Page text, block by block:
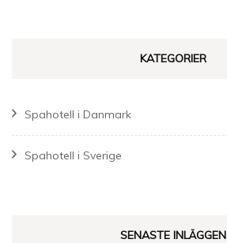
KATEGORIER
Spahotell i Danmark
Spahotell i Sverige
SENASTE INLÄGGEN